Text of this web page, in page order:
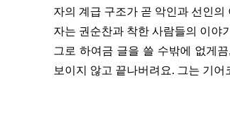
자의 계급 구조가 곧 악인과 선인
자는 권순찬과 착한 사람들의 이야
그로 하여금 글을 쓸 수밖에 없게
보이지 않고 끝나버려요. 그는 기